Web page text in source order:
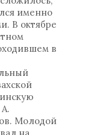
именно
В октябре
в
Молодой